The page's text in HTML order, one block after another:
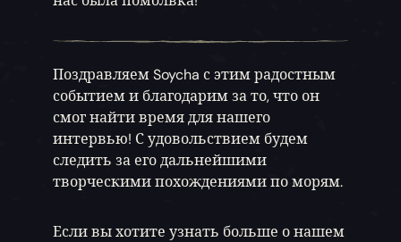
Поздравляем Soycha с этим радостным
событием и благодарим за то, что он
смог найти время для нашего
интервью! С удовольствием будем
следить за его дальнейшими
творческими похождениями по морям.
Если вы хотите узнать больше о нашем